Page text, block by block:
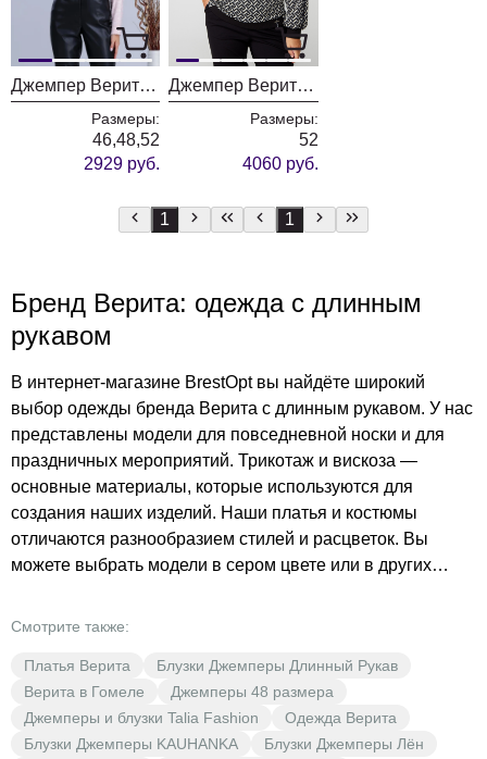
Джемпер Верита 2260 розовый
Размеры:
46,48,52
2929 руб.
Джемпер Верита 2249.1
Размеры:
52
4060 руб.
1 1
Бренд Верита: одежда с длинным
рукавом
В интернет-магазине BrestOpt вы найдёте широкий
выбор одежды бренда Верита с длинным рукавом. У нас
представлены модели для повседневной носки и для
праздничных мероприятий. Трикотаж и вискоза —
основные материалы, которые используются для
создания наших изделий. Наши платья и костюмы
отличаются разнообразием стилей и расцветок. Вы
можете выбрать модели в сером цвете или в других
только стиль и мода, но и доступная цена. В нашем
приобрести качественную одежду по низким ценам.
Смотрите также:
Платья Верита
Блузки Джемперы Длинный Рукав
Верита в Гомеле
Джемперы 48 размера
Джемперы и блузки Talia Fashion
Одежда Верита
Блузки Джемперы KAUHANKA
Блузки Джемперы Лён